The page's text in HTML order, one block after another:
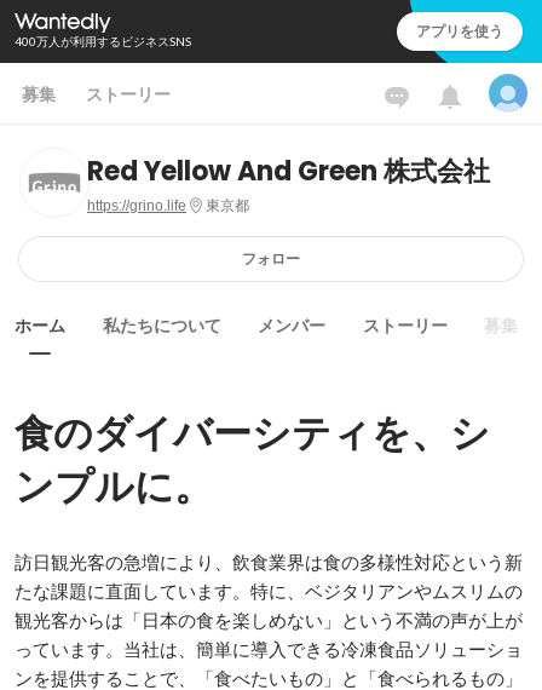
400万人が利用するビジネスSNS アプリを使う
募集 ストーリー
Red Yellow And Green 株式会社
https://grino.life 東京都
フォロー
ホーム 私たちについて メンバー ストーリー 募集
食のダイバーシティを、シ
ンプルに。
訪日観光客の急増により、飲食業界は食の多様性対応という新
たな課題に直面しています。特に、ベジタリアンやムスリムの
観光客からは「日本の食を楽しめない」という不満の声が上が
っています。当社は、簡単に導入できる冷凍食品ソリューショ
ンを提供することで、「食べたいもの」と「食べられるもの」